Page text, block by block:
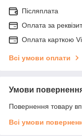
Післяплата
Оплата за
Оплата карткою
Всі умови оплати
Умови
Повернення товару
Всі умови